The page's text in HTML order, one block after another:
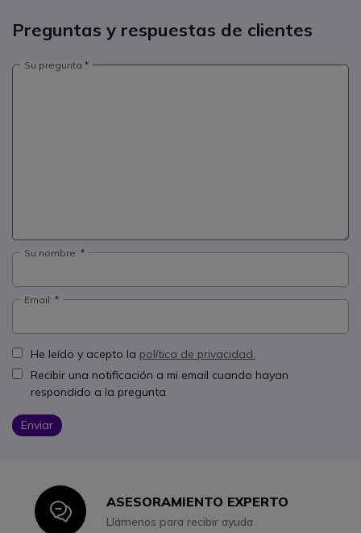
Preguntas y respuestas de clientes
Su pregunta
Su nombre:
Email:
He leído y acepto la política de privacidad.
Recibir una notificación a mi email cuando hayan
respondido a la pregunta
Enviar
IconASESORAMIENTO EXPERTO
Llámenos para recibir ayuda